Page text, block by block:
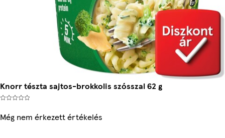
Knorr tészta sajtos-brokkolis szósszal 62 g
Még nem érkezett értékelés